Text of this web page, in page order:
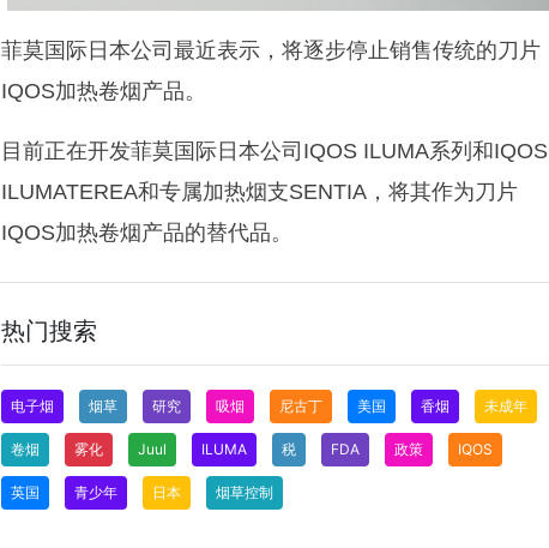
菲莫国际日本公司最近表示，将逐步停止销售传统的刀片
IQOS加热卷烟产品。
目前正在开发菲莫国际日本公司IQOS ILUMA系列和IQOS
ILUMATEREA和专属加热烟支SENTIA，将其作为刀片
IQOS加热卷烟产品的替代品。
热门搜索
电子烟 烟草 研究 吸烟 尼古丁 美国 香烟 未成年
卷烟 雾化 Juul ILUMA 税 FDA 政策 IQOS
英国 青少年 日本 烟草控制